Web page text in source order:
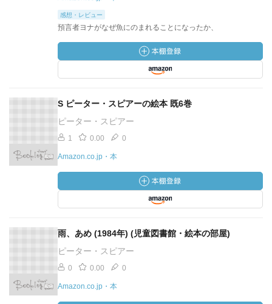
感想・レビュー
預言者ヨナがなぜ魚にのまれることになったか、
S ピーター・スピアーの絵本 既6巻
ピーター・スピアー
1 0.00 0
Amazon.co.jp・本
雨、あめ (1984年) (児童図書館・絵本の部屋)
ピーター・スピアー
0 0.00 0
Amazon.co.jp・本